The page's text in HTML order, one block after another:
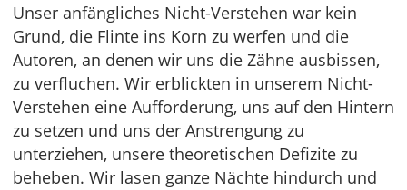
Unser anfängliches Nicht-Verstehen war kein
Grund, die Flinte ins Korn zu werfen und die
Autoren, an denen wir uns die Zähne ausbissen,
zu verfluchen. Wir erblickten in unserem Nicht-
Verstehen eine Aufforderung, uns auf den Hintern
zu setzen und uns der Anstrengung zu
unterziehen, unsere theoretischen Defizite zu
beheben. Wir lasen ganze Nächte hindurch und